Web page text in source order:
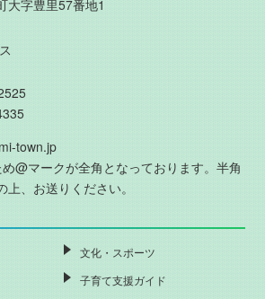
大字豊里57番地1
town.jp
@マークが全角となっております。半角
、お送りください。
文化・スポーツ
子育て支援ガイド